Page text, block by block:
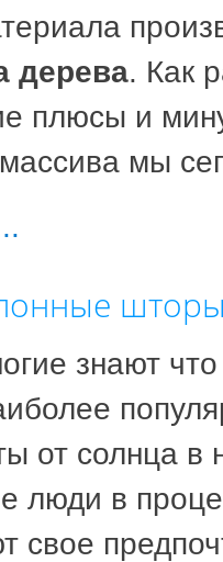
дерева. Как
плюсы и
мы
знают
от солнца в
люди в
свое